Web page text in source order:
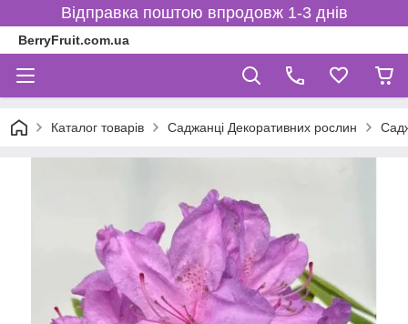
Відправка поштою впродовж 1-3 днів
BerryFruit.com.ua
Каталог товарів Саджанці Декоративних рослин